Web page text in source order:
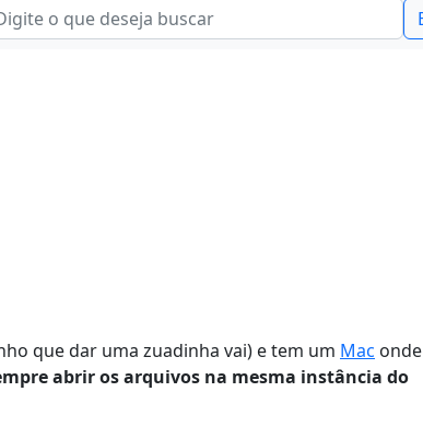
que dar uma zuadinha vai) e tem um Mac onde
abrir os arquivos na mesma instância do